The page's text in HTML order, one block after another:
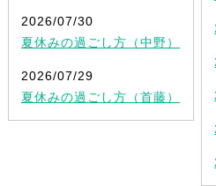
2026/07/30
夏休みの過ごし方（中野）
2026/07/29
夏休みの過ごし方（首藤）